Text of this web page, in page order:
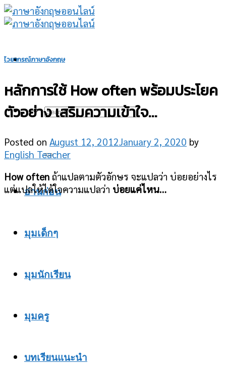
Skip
to
อ่านก่อน
มุมเด็กๆ
มุมนักเรียน
มุมครู
บทเรียนแนะนำ
ไวยากรณ์ภาษาอังกฤษ
หลักการใช้ How often พร้อมประโยค
ตัวอย่าง เสริมความเข้าใจ…
Posted on August 12, 2012 January 2, 2020 by
English Teacher
How often ถ้าแปลตามตัวอักษร จะแปลว่า บ่อยอย่างไร
แต่แปลให้ได้ใจความแปลว่า บ่อยแค่ไหน…